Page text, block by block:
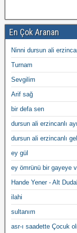
En Çok Aranan
Ninni dursun ali
Turnam
Sevgilim
Arif sağ
bir defa sen
dursun ali erzincanlı
dursun ali erzincanlı
ey gül
ey ömrünü bir gayeye
Hande Yener - Alt
ilahi
sultanım
asr-ı saadette Çocuk